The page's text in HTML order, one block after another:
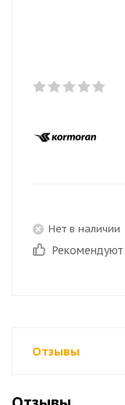
Нет в наличии
Рекомендуют
Отзывы